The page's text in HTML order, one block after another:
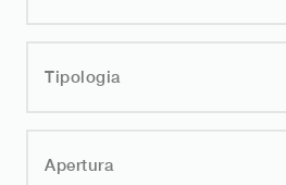
Tipologia
Apertura